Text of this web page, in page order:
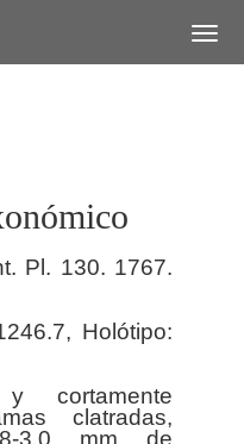
Pl. 130. 1767.
Holótipo:
cortamente
clatradas,
3.0 mm de